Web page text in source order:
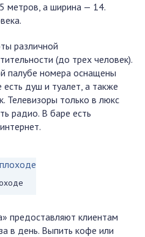
метров, а ширина — 14.
различной
(до трех человек).
палубе номера оснащены
душ и туалет, а также
Телевизоры только в люкс
радио. В баре есть
предоставляют клиентам
в день. Выпить кофе или